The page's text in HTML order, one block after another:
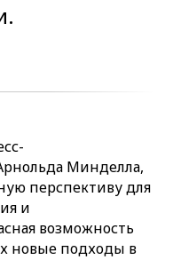
Минделла,
перспективу для
и
возможность
новые подходы в